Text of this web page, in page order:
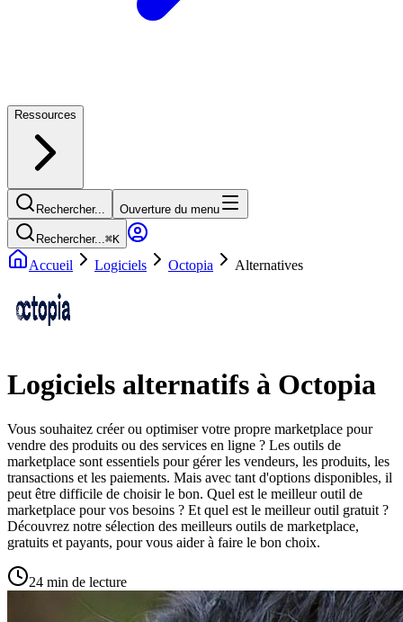
Ressources
Rechercher... Ouverture du menu
Rechercher...⌘K
Accueil Logiciels Octopia Alternatives
Logiciels alternatifs à Octopia
Vous souhaitez créer ou optimiser votre propre marketplace pour
vendre des produits ou des services en ligne ? Les outils de
marketplace sont essentiels pour gérer les vendeurs, les produits, les
transactions et les paiements. Mais avec tant d'options disponibles, il
peut être difficile de choisir le bon. Quel est le meilleur outil de
marketplace pour vos besoins ? Et quel est le meilleur outil gratuit ?
Découvrez notre sélection des meilleurs outils de marketplace,
gratuits et payants, pour vous aider à faire le bon choix.
24 min de lecture